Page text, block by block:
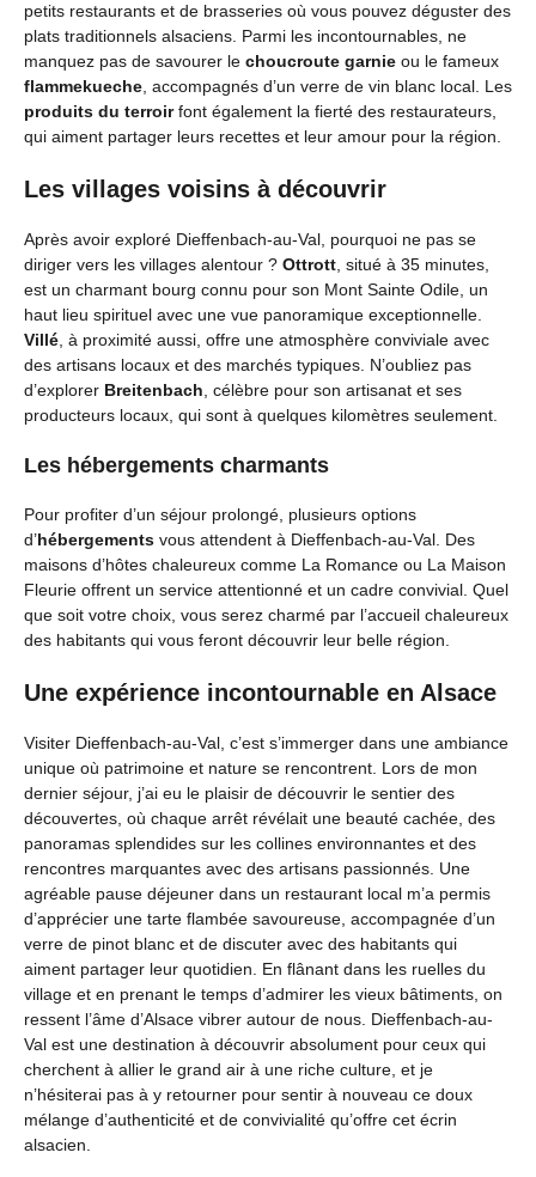
petits restaurants et de brasseries où vous pouvez déguster des
plats traditionnels alsaciens. Parmi les incontournables, ne
manquez pas de savourer le choucroute garnie ou le fameux
flammekueche, accompagnés d’un verre de vin blanc local. Les
produits du terroirfont également la fierté des restaurateurs,
qui aiment partager leurs recettes et leur amour pour la région.
Les villages voisins à découvrir
Après avoir exploré Dieffenbach-au-Val, pourquoi ne pas se
diriger vers les villages alentour ? Ottrott, situé à 35 minutes,
est un charmant bourg connu pour son Mont Sainte Odile, un
haut lieu spirituel avec une vue panoramique exceptionnelle.
Villé, à proximité aussi, offre une atmosphère conviviale avec
des artisans locaux et des marchés typiques. N’oubliez pas
d’explorer Breitenbach, célèbre pour son artisanat et ses
producteurs locaux, qui sont à quelques kilomètres seulement.
Les hébergements charmants
Pour profiter d’un séjour prolongé, plusieurs options
d’hébergements vous attendent à Dieffenbach-au-Val. Des
maisons d’hôtes chaleureux comme La Romance ou La Maison
Fleurie offrent un service attentionné et un cadre convivial. Quel
que soit votre choix, vous serez charmé par l’accueil chaleureux
des habitants qui vous feront découvrir leur belle région.
Une expérience incontournable en Alsace
Visiter Dieffenbach-au-Val, c’est s’immerger dans une ambiance
unique où patrimoine et nature se rencontrent. Lors de mon
dernier séjour, j’ai eu le plaisir de découvrir le sentier des
découvertes, où chaque arrêt révélait une beauté cachée, des
panoramas splendides sur les collines environnantes et des
rencontres marquantes avec des artisans passionnés. Une
agréable pause déjeuner dans un restaurant local m’a permis
d’apprécier une tarte flambée savoureuse, accompagnée d’un
verre de pinot blanc et de discuter avec des habitants qui
aiment partager leur quotidien. En flânant dans les ruelles du
village et en prenant le temps d’admirer les vieux bâtiments, on
ressent l’âme d’Alsace vibrer autour de nous. Dieffenbach-au-
Val est une destination à découvrir absolument pour ceux qui
cherchent à allier le grand air à une riche culture, et je
n’hésiterai pas à y retourner pour sentir à nouveau ce doux
mélange d’authenticité et de convivialité qu’offre cet écrin
alsacien.